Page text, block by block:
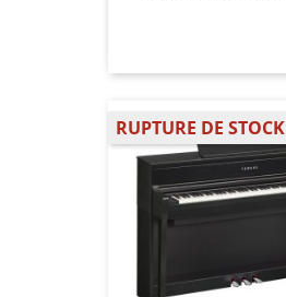
RUPTURE DE STOCK